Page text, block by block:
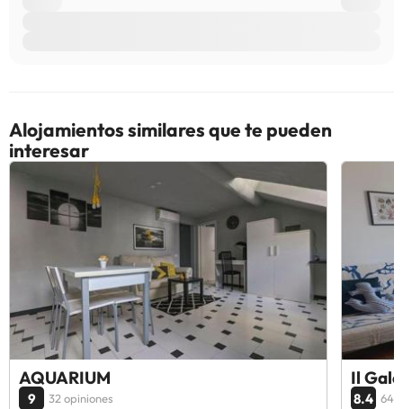
Alojamientos similares que te pueden
interesar
AQUARIUM
9 32 opiniones
Il
8.4 64